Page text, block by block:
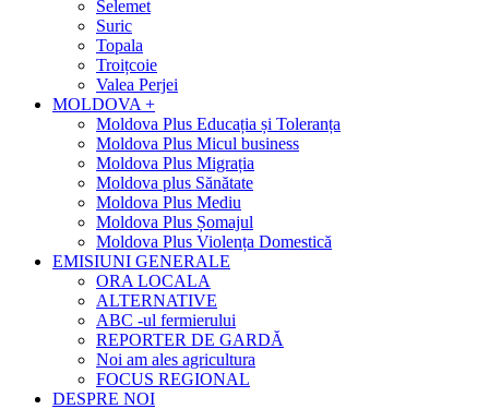
Selemet
Suric
Topala
Troițcoie
Valea Perjei
MOLDOVA +
Moldova Plus Educația și Toleranța
Moldova Plus Micul business
Moldova Plus Migrația
Moldova plus Sănătate
Moldova Plus Mediu
Moldova Plus Șomajul
Moldova Plus Violența Domestică
EMISIUNI GENERALE
ORA LOCALA
ALTERNATIVE
ABC -ul fermierului
REPORTER DE GARDĂ
Noi am ales agricultura
FOCUS REGIONAL
DESPRE NOI